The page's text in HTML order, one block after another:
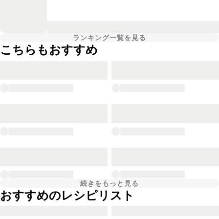
ランキング一覧を見る
こちらもおすすめ
続きをもっと見る
おすすめのレシピリスト